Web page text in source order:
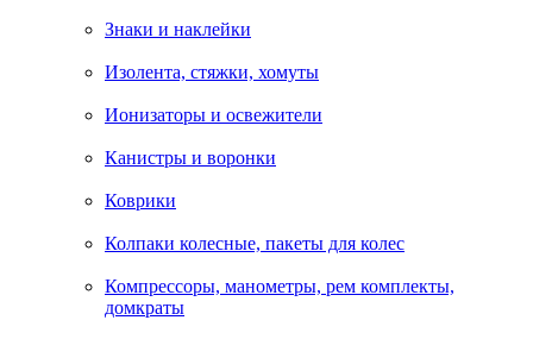
Знаки и наклейки
Изолента, стяжки, хомуты
Ионизаторы и освежители
Канистры и воронки
Коврики
Колпаки колесные, пакеты для колес
Компрессоры, манометры, рем комплекты,
домкраты